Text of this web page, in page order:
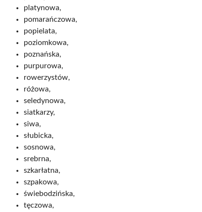
platynowa,
pomarańczowa,
popielata,
poziomkowa,
poznańska,
purpurowa,
rowerzystów,
różowa,
seledynowa,
siatkarzy,
siwa,
słubicka,
sosnowa,
srebrna,
szkarłatna,
szpakowa,
świebodzińska,
tęczowa,